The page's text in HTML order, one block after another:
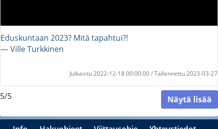
Eduskuntaan 2023? Mitä tapahtui?!
― Ville Turkkinen
Julkaistu 2022-12-18 00:00:00 / Tallennettu 2023-03-27
5/5 Näytä lisää